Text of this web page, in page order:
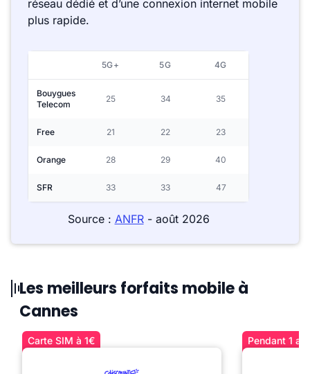
réseau dédié et d’une connexion internet mobile
plus rapide.
5G+ 5G 4G
Bouygues
Telecom
25 34 35
Free 21 22 23
Orange 28 29 40
SFR 33 33 47
Source : ANFR- août 2026
Les meilleurs forfaits mobile à
Cannes
Carte SIM à 1€ Pendant 1